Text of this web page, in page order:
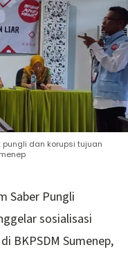
dan korupsi tujuan
Saber Pungli
sosialisasi
BKPSDM Sumenep,